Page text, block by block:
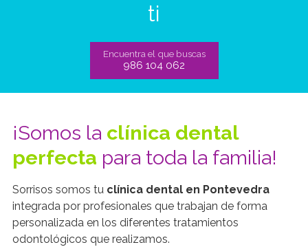
ti
Encuentra el que buscas
986 104 062
¡Somos la clínica dental
perfecta para toda la familia!
Sorrisos somos tu clínica dental en Pontevedra
integrada por profesionales que trabajan de forma
personalizada en los diferentes tratamientos
odontológicos que realizamos.